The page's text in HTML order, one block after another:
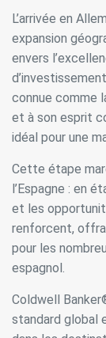
L’arrivée en
expansion
envers
connue comme
et à son esprit
idéal pour une
Cette étape
l’Espagne : en
et les
renforcent,
pour les
espagnol.
Coldwell
standard global
disque dur,
action peut
site.
Analyse et
Ils permettent
utilisateurs de
type de
utilisateurs
l'analyse des
utilisateurs du
sauvegarder
pour
meilleure
Marketing et
Ces cookies
les
grâce à
navigation.